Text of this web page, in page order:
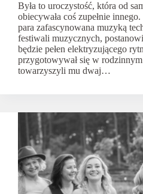
Była to uroczystość, która od
obiecywała coś zupełnie
para zafascynowana muzyką
festiwali muzycznych,
będzie pełen elektryzującego
przygotowywał się w
towarzyszyli mu dwaj…